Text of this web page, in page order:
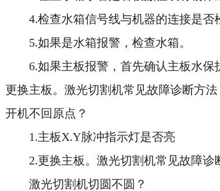
4.检查水箱信号线与机器的连接是
5.如果是水箱报警，检查水箱。
6.如果主板报警，首先确认主板水
更换主板。激光切割机常见故障诊断方法
开机不回原点？
1.主板X.Y脉冲指示灯是否亮
2.更换主板。激光切割机常见故障诊
激光切割机切圆不圆？